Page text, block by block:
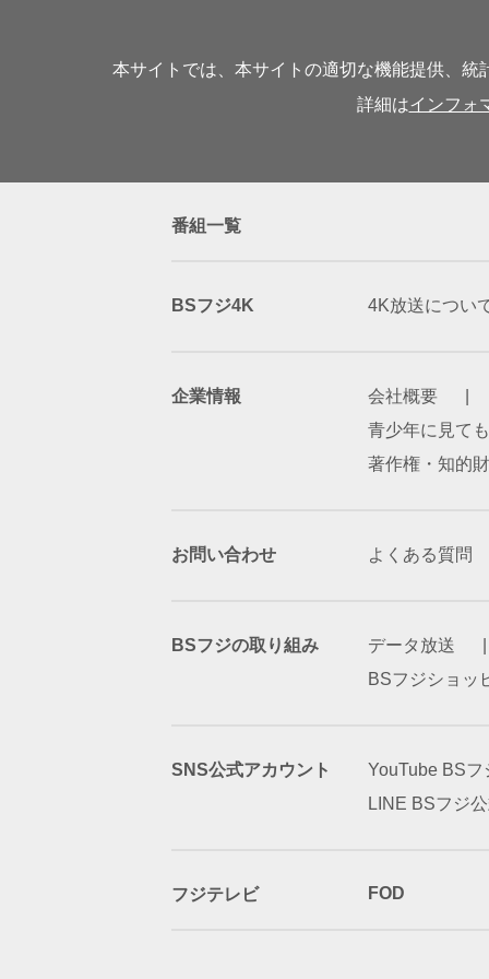
本サイトでは、本サイトの適切な機能提供、統
詳細はインフォ
番組一覧
BSフジ4K 4K放送につい
企業情報 会社概要
青少年に見て
著作権・知的
お問い合わせ よくある質問
BSフジの取り組み データ放送
BSフジショッ
SNS公式アカウント YouTube BS
LINE BSフジ
フジテレビ FOD